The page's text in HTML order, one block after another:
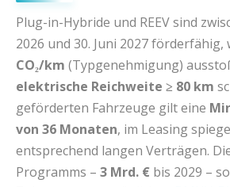
Plug-in-Hybride und REEV sind
2026 und 30. Juni 2027 förderfähig,
CO₂/km (Typgenehmigung)
elektrische Reichweite ≥ 80 km
geförderten Fahrzeuge gilt eine
von 36 Monaten, im Leasing
entsprechend langen Verträgen.
Programms – 3 Mrd. € bis 2029 –